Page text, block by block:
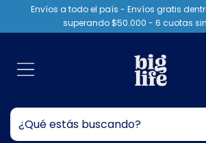
Envíos a todo el país - Envíos gratis
superando $50.000 - 6 cuotas